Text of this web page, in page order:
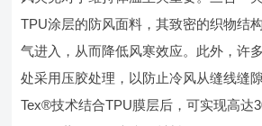
TPU涂层的防风面料，其致密的织物结
气进入，从而降低风寒效应。此外，许
处采用压胶处理，以防止冷风从缝线缝
Tex®技术结合TPU膜层后，可实现高达